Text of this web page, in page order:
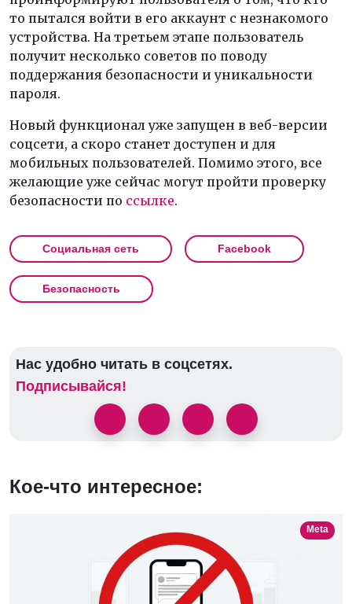
то пытался войти в его аккаунт с незнакомого
устройства. На третьем этапе пользователь
получит несколько советов по поводу
поддержания безопасности и уникальности
пароля.
Новый функционал уже запущен в веб-версии
соцсети, а скоро станет доступен и для
мобильных пользователей. Помимо этого, все
желающие уже сейчас могут пройти проверку
безопасности по ссылке.
Социальная сеть Facebook
Безопасность
Нас удобно читать в соцсетях.
Подписывайся!
Кое-что интересное:
Meta